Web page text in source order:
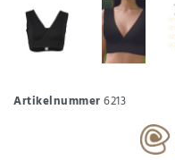
Artikelnummer6213